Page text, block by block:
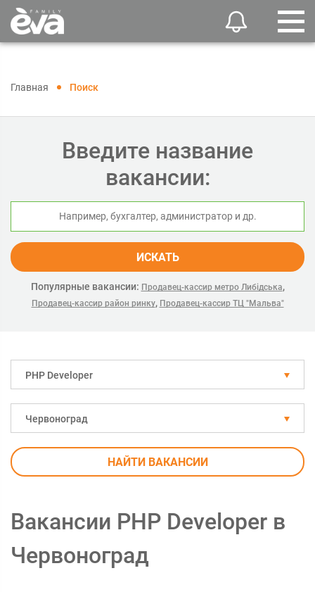
Главная Поиск
Введите название
вакансии:
ИСКАТЬ
Популярные вакансии: Продавец-кассир метро Либідська,
Продавец-кассир район ринку, Продавец-кассир ТЦ "Мальва"
PHP Developer
Червоноград
НАЙТИ ВАКАНСИИ
Вакансии PHP Developer в
Червоноград